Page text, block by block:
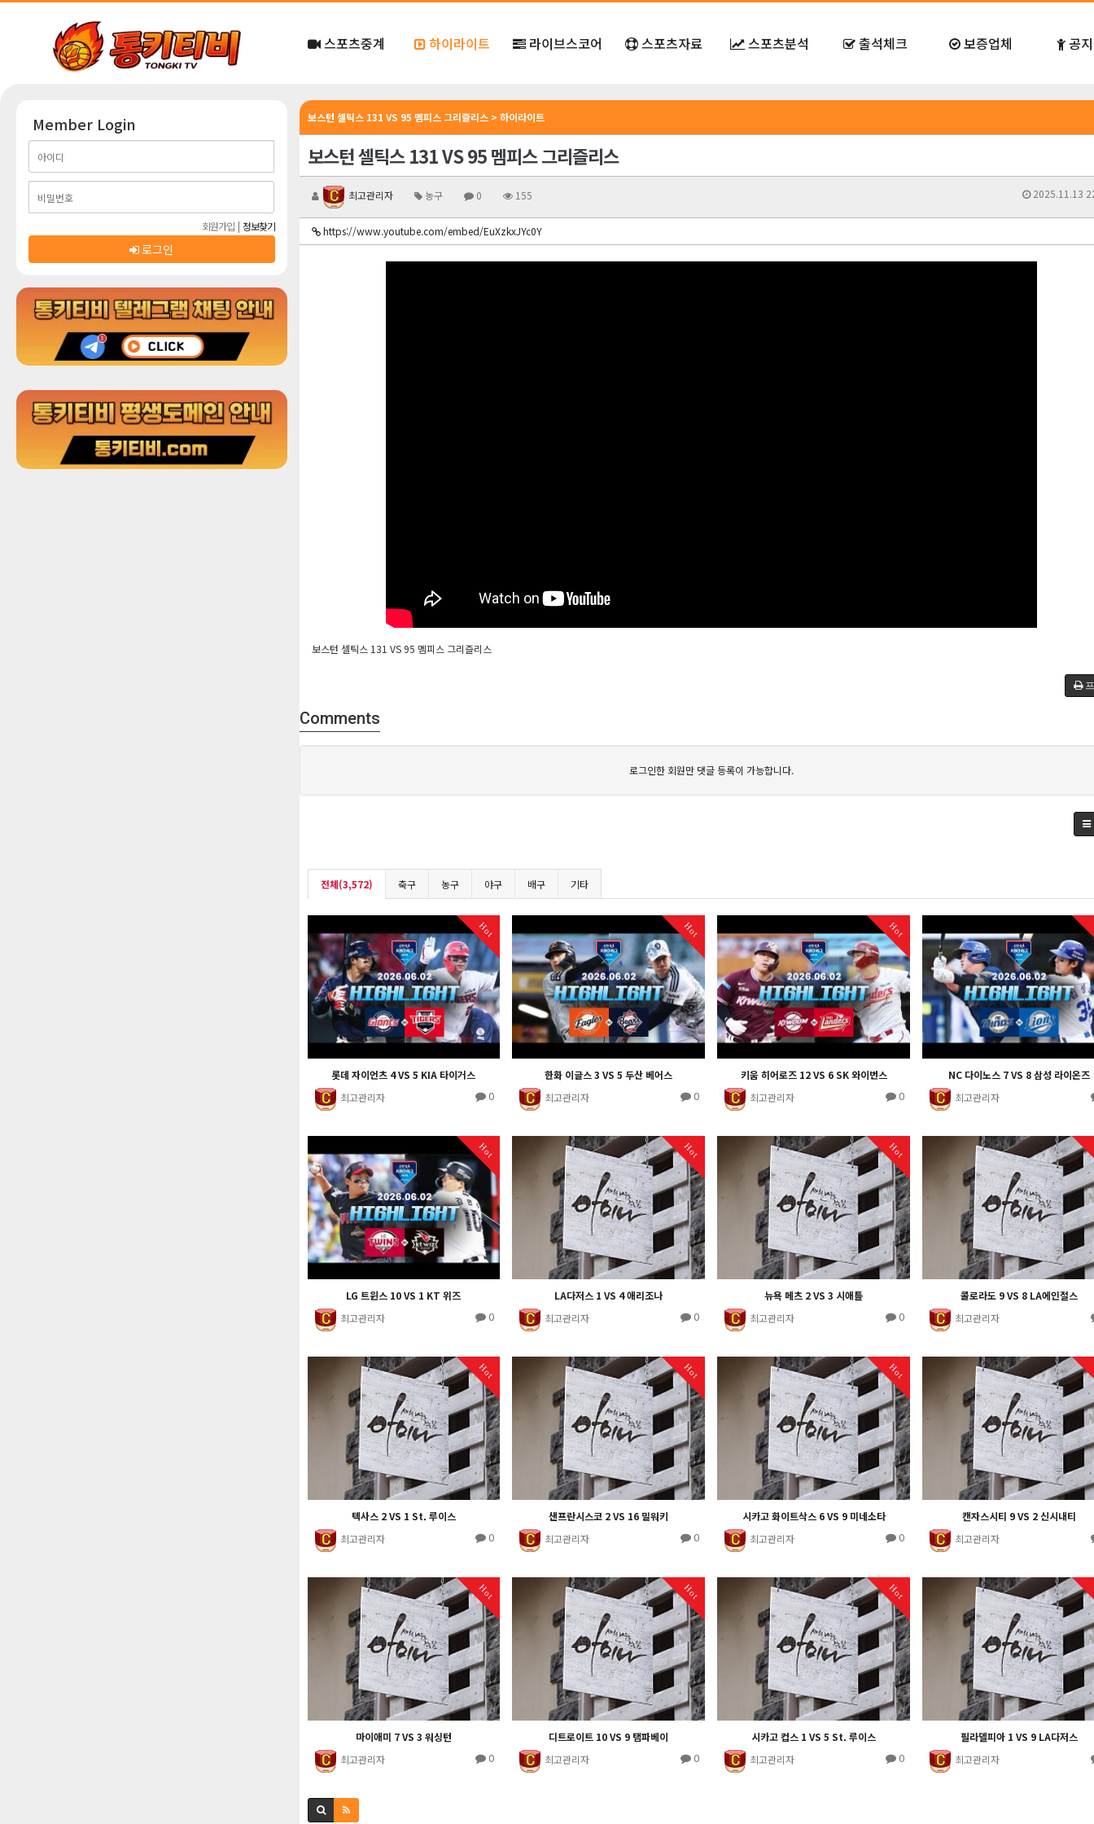
스포츠중계 하이라이트 라이브스코어 스포츠자료 스포츠분석 출석체크 보증업체 공
보스턴 셀틱스 131 VS 95 멤피스 그리즐리스 > 하이라이트
보스턴 셀틱스 131 VS 95 멤피스 그리즐리스
최고관리자 농구 0 155 2025.11.13
https://www.youtube.com/embed/EuXzkxJYc0Y
보스턴 셀틱스 131 VS 95 멤피스 그리즐리스
Comments
로그인한 회원만 댓글 등록이 가능합니다.
전체(3,572) 축구 농구 야구 배구 기타
Hot
롯데 자이언츠 4 VS 5 KIA 타이거스
최고관리자
0
Hot
한화 이글스 3 VS 5 두산 베어스
최고관리자
0
Hot
키움 히어로즈 12 VS 6 SK 와이번스
최고관리자
0
NC 다이노스 7 VS 8 삼성 라이온즈
최고관리자
Hot
LG 트윈스 10 VS 1 KT 위즈
최고관리자
0
Hot
LA다저스 1 VS 4 애리조나
최고관리자
0
Hot
뉴욕 메츠 2 VS 3 시애틀
최고관리자
0
콜로라도 9 VS 8 LA에인절스
최고관리자
Hot
텍사스 2 VS 1 St. 루이스
최고관리자
0
Hot
샌프란시스코 2 VS 16 밀워키
최고관리자
0
Hot
시카고 화이트삭스 6 VS 9 미네소타
최고관리자
0
캔자스시티 9 VS 2 신시내티
최고관리자
Hot
마이애미 7 VS 3 워싱턴
최고관리자
0
Hot
디트로이트 10 VS 9 탬파베이
최고관리자
0
Hot
시카고 컵스 1 VS 5 St. 루이스
최고관리자
0
필라델피아 1 VS 9 LA다저스
최고관리자
Member Login
회원가입 | 정보찾기
로그인